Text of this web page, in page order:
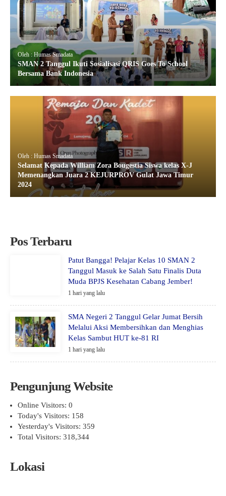
Oleh : Humas Smadata
SMAN 2 Tanggul Ikuti Sosialisasi QRIS Goes To School
Bersama Bank Indonesia
Oleh : Humas Smadata
Selamat Kepada William Zora Bougestia Siswa kelas X-J
Memenangkan Juara 2 KEJURPROV Gulat Jawa Timur
2024
Pos Terbaru
Patut Bangga! Pelajar Kelas 10 SMAN 2
Tanggul Masuk ke Salah Satu Finalis Duta
Muda BPJS Kesehatan Cabang Jember!
1 hari yang lalu
SMA Negeri 2 Tanggul Gelar Jumat Bersih
Melalui Aksi Membersihkan dan Menghias
Kelas Sambut HUT ke-81 RI
1 hari yang lalu
Pengunjung Website
Online Visitors: 0
Today's Visitors: 158
Yesterday's Visitors: 359
Total Visitors: 318,344
Lokasi